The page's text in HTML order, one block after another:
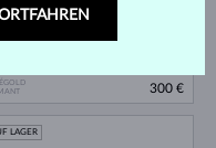
300 €
LAGER